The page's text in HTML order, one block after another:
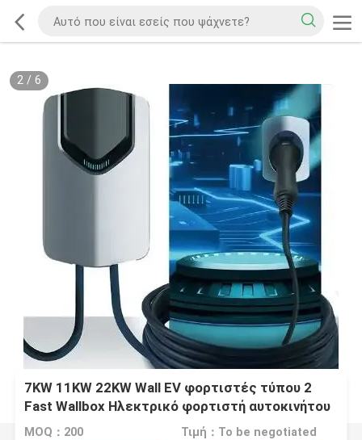
2/ 6
7KW 11KW 22KW Wall EV φορτιστές τύπου 2
Fast Wallbox Ηλεκτρικό φορτιστή αυτοκινήτου
MOQ：200 Τιμή：To be negotiated